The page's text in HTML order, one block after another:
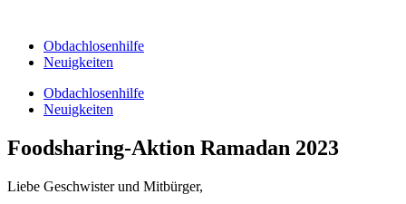
wechselnObdachlosenhilfe
Neuigkeiten
Obdachlosenhilfe
Neuigkeiten
Foodsharing-Aktion Ramadan 2023
Liebe Geschwister und Mitbürger,